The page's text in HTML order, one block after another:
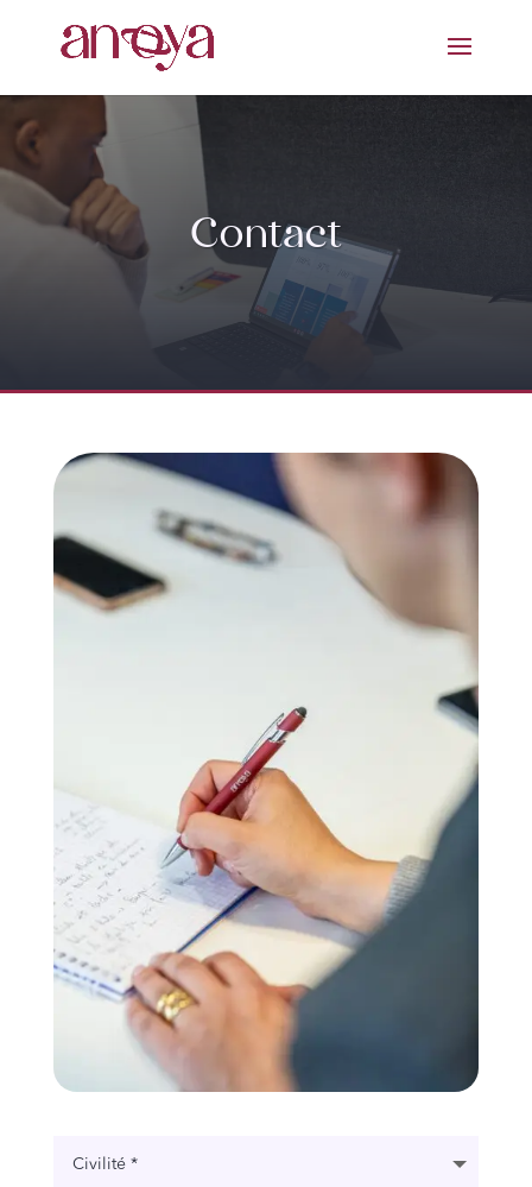
Contact